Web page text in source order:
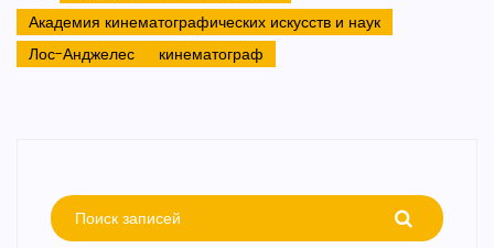
Академия кинематографических искусств и наук
Лос-Анджелес
кинематограф